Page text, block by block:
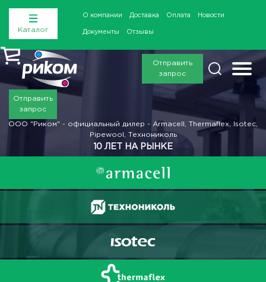
Каталог
О компании Доставка Оплата Новости
Документы Отзывы
Отправить
запрос
Отправить
запрос
ООО "Риком" - официальный дилер - Armacell, Thermaflex, Isotec,
Pipewool, Технониколь
10 ЛЕТ НА РЫНКЕ